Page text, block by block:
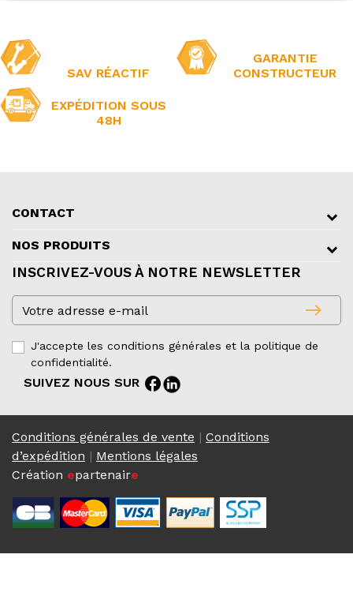
SAV RÉACTIF
GARANTIE
CONSTRUCTEUR
EXPÉDITION SOUS
48H
CONTACT
NOS PRODUITS
INSCRIVEZ-VOUS À NOTRE NEWSLETTER
east
J'accepte les conditions générales et la politique de
confidentialité.
SUIVEZ NOUS SUR facebook
Conditions générales de vente | Conditions
d’expédition | Mentions légales
Création epartenaire